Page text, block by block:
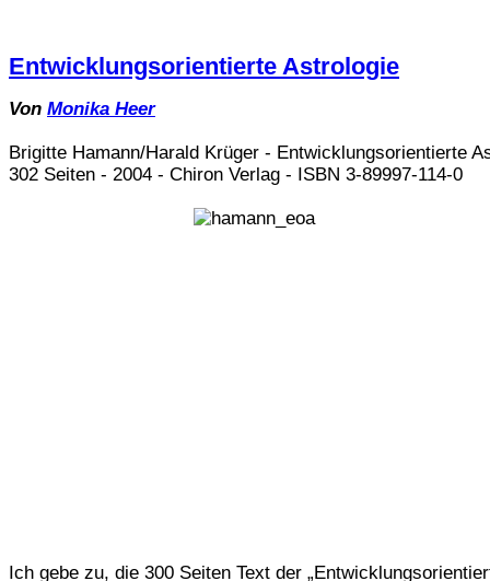
Entwicklungsorientierte Astrologie
Von Monika Heer
Brigitte Hamann/Harald Krüger - Entwicklungsorientierte
302 Seiten - 2004 - Chiron Verlag - ISBN 3-89997-114-0
Ich gebe zu, die 300 Seiten Text der